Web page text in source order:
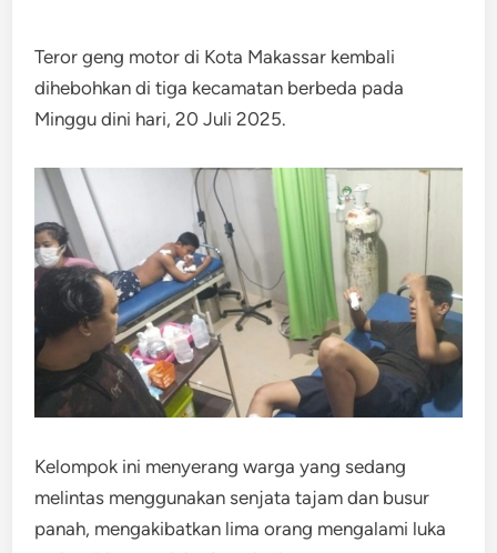
Teror geng motor di Kota Makassar kembali
dihebohkan di tiga kecamatan berbeda pada
Minggu dini hari, 20 Juli 2025.
Kelompok ini menyerang warga yang sedang
melintas menggunakan senjata tajam dan busur
panah, mengakibatkan lima orang mengalami luka